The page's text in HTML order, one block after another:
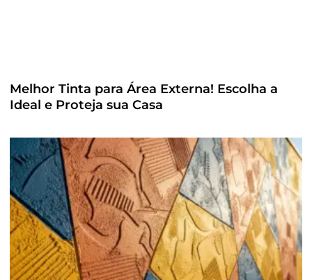
Melhor Tinta para Área Externa! Escolha a
Ideal e Proteja sua Casa